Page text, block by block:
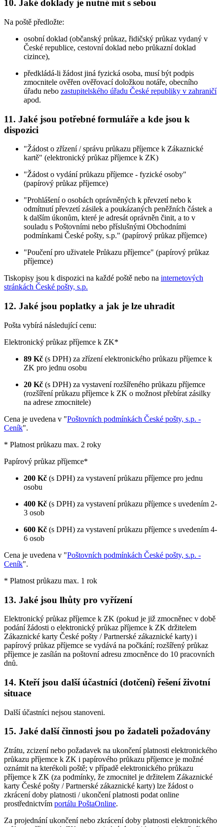
10. Jaké doklady je nutné mít s sebou
Na poště předložte:
osobní doklad (občanský průkaz, řidičský průkaz vydaný v
České republice, cestovní doklad nebo průkazní doklad
cizince),
předkládá-li žádost jiná fyzická osoba, musí být podpis
zmocnitele ověřen ověřovací doložkou notáře, obecního
úřadu nebo zastupitelského úřadu České republiky v zahraničí
apod.
11. Jaké jsou potřebné formuláře a kde jsou k
dispozici
"Žádost o zřízení / správu průkazu příjemce k Zákaznické
kartě" (elektronický průkaz příjemce k ZK)
"Žádost o vydání průkazu příjemce - fyzické osoby"
(papírový průkaz příjemce)
"Prohlášení o osobách oprávněných k převzetí nebo k
odmítnutí převzetí zásilek a poukázaných peněžních částek a
k dalším úkonům, které je adresát oprávněn činit, a to v
souladu s Poštovními nebo příslušnými Obchodními
podmínkami České pošty, s.p." (papírový průkaz příjemce)
"Poučení pro uživatele Průkazu příjemce" (papírový průkaz
příjemce)
Tiskopisy jsou k dispozici na každé poště nebo na internetových
stránkách České pošty, s.p.
12. Jaké jsou poplatky a jak je lze uhradit
Pošta vybírá následující cenu:
Elektronický průkaz příjemce k ZK*
89 Kč (s DPH) za zřízení elektronického průkazu příjemce k
ZK pro jednu osobu
20 Kč (s DPH) za vystavení rozšířeného průkazu příjemce
(rozšíření průkazu příjemce k ZK o možnost přebírat zásilky
na adrese zmocnitele)
Cena je uvedena v "Poštovních podmínkách České pošty, s.p. -
Ceník".
* Platnost průkazu max. 2 roky
Papírový průkaz příjemce*
200 Kč (s DPH) za vystavení průkazu příjemce pro jednu
osobu
400 Kč (s DPH) za vystavení průkazu příjemce s uvedením 2-
3 osob
600 Kč (s DPH) za vystavení průkazu příjemce s uvedením 4-
6 osob
Cena je uvedena v "Poštovních podmínkách České pošty, s.p. -
Ceník".
* Platnost průkazu max. 1 rok
13. Jaké jsou lhůty pro vyřízení
Elektronický průkaz příjemce k ZK (pokud je již zmocněnec v době
podání žádosti o elektronický průkaz příjemce k ZK držitelem
Zákaznické karty České pošty / Partnerské zákaznické karty) i
papírový průkaz příjemce se vydává na počkání; rozšířený průkaz
příjemce je zasílán na poštovní adresu zmocněnce do 10 pracovních
dnů.
14. Kteří jsou další účastníci (dotčení) řešení životní
situace
Další účastníci nejsou stanoveni.
15. Jaké další činnosti jsou po žadateli požadovány
Ztrátu, zcizení nebo požadavek na ukončení platnosti elektronického
průkazu příjemce k ZK i papírového průkazu příjemce je možné
oznámit na kterékoli poště; v případě elektronického průkazu
příjemce k ZK (za podmínky, že zmocnitel je držitelem Zákaznické
karty České pošty / Partnerské zákaznické karty) lze žádost o
zkrácení doby platnosti / ukončení platnosti podat online
prostřednictvím portálu PoštaOnline.
Za projednání ukončení nebo zkrácení doby platnosti elektronického